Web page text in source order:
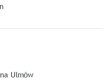
Ulmów